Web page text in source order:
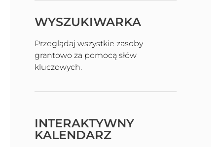
WYSZUKIWARKA
Przeglądaj wszystkie zasoby
grantowo za pomocą słów
kluczowych.
INTERAKTYWNY
KALENDARZ